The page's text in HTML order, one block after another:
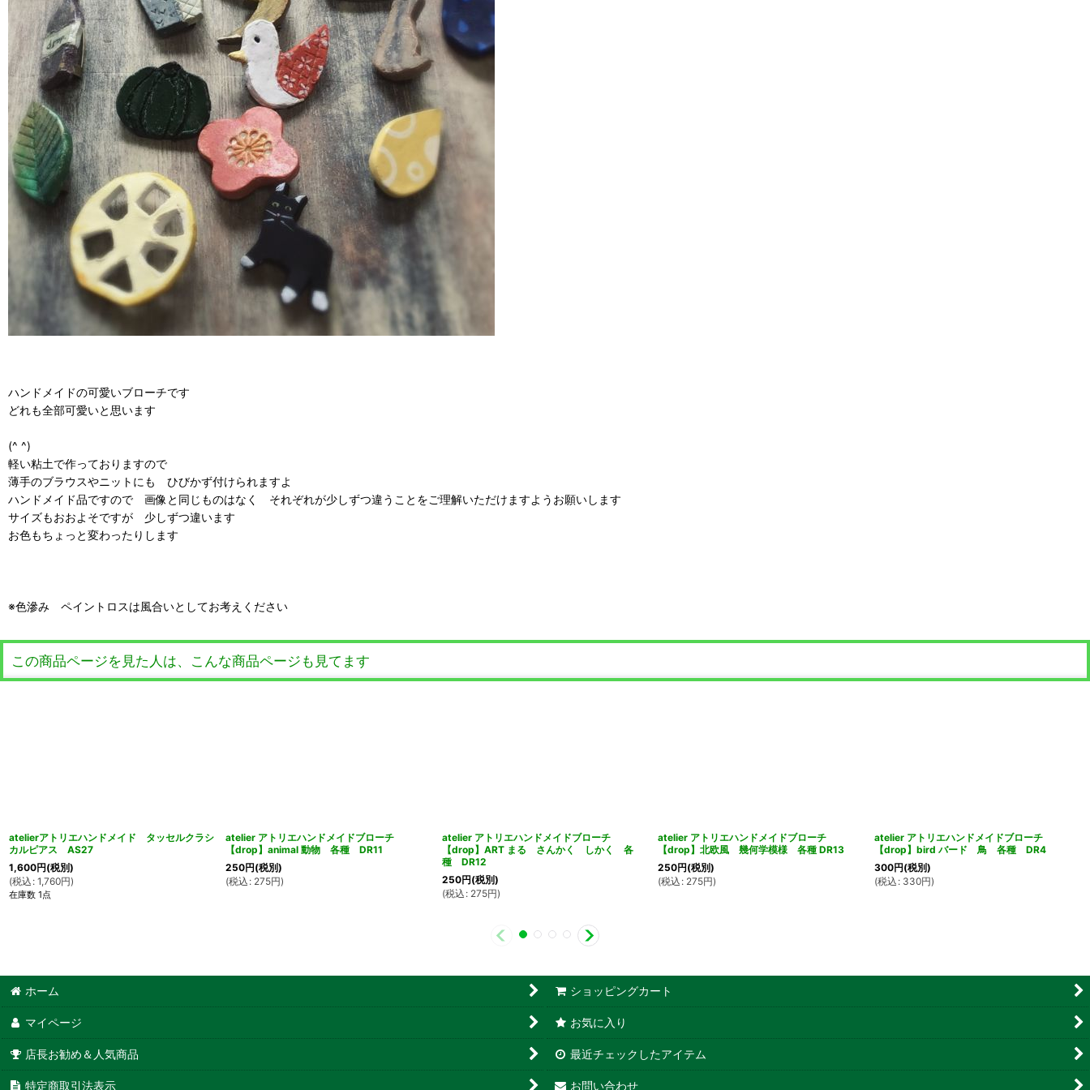
ハンドメイドの可愛いブローチです
どれも全部可愛いと思います
(^ ^)
軽い粘土で作っておりますので
薄手のブラウスやニットにも ひびかず付けられますよ
ハンドメイド品ですので 画像と同じものはなく それぞれが少しずつ違うことをご理解いただけますようお願いします
サイズもおおよそですが 少しずつ違います
お色もちょっと変わったりします
※色滲み ペイントロスは風合いとしてお考えください
この商品ページを見た人は、こんな商品ページも見てます
atelierアトリエハンドメイド タッセルクラシ
カルピアス AS27
1,600円(税別)
(税込 : 1,760円)
在庫数 1点
atelier アトリエハンドメイドブローチ
【drop】animal 動物 各種 DR11
250円(税別)
(税込 : 275円)
atelier アトリエハンドメイドブローチ
【drop】ART まる さんかく しかく 各
種 DR12
250円(税別)
(税込 : 275円)
atelier アトリエハンドメイドブローチ
【drop】北欧風 幾何学模様 各種 DR13
250円(税別)
(税込 : 275円)
atelier アトリエハンドメイドブローチ
【drop】bird バード 鳥 各種 DR4
300円(税別)
(税込 : 330円)
ホーム ショッピングカート
マイページ お気に入り
店長お勧め＆人気商品 最近チェックしたアイテム
特定商取引法表示 お問い合わせ